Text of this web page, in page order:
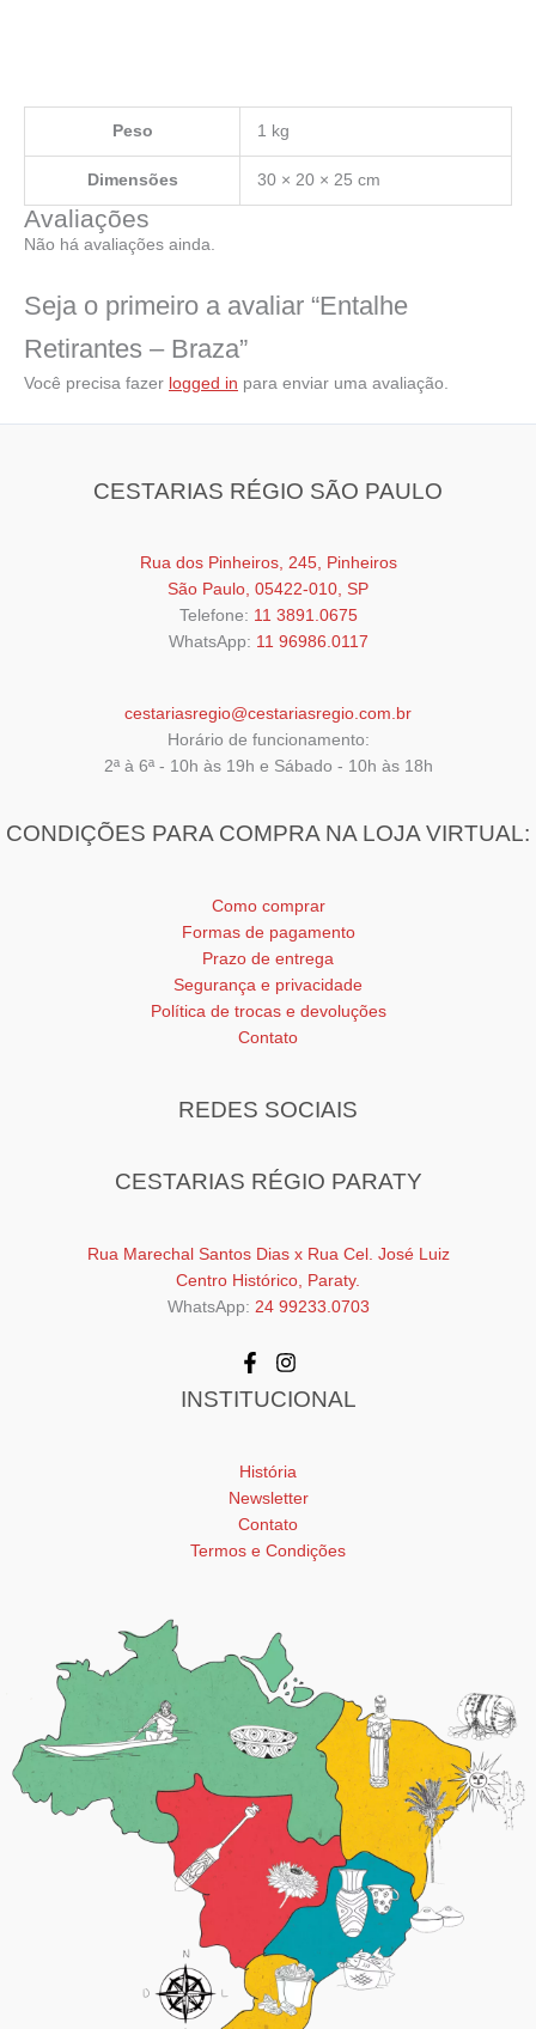
Peso 1 kg
Dimensões 30 × 20 × 25 cm
Avaliações
Não há avaliações ainda.
Seja o primeiro a avaliar “Entalhe
Retirantes – Braza”
Você precisa fazer logged in para enviar uma avaliação.
CESTARIAS RÉGIO SÃO PAULO
Rua dos Pinheiros, 245, Pinheiros
São Paulo, 05422-010, SP
Telefone: 11 3891.0675
WhatsApp: 11 96986.0117
cestariasregio@cestariasregio.com.br
Horário de funcionamento:
2ª à 6ª - 10h às 19h e Sábado - 10h às 18h
CONDIÇÕES PARA COMPRA NA LOJA VIRTUAL:
Como comprar
Formas de pagamento
Prazo de entrega
Segurança e privacidade
Política de trocas e devoluções
Contato
REDES SOCIAIS
CESTARIAS RÉGIO PARATY
Rua Marechal Santos Dias x Rua Cel. José Luiz
Centro Histórico, Paraty.
WhatsApp: 24 99233.0703
INSTITUCIONAL
História
Newsletter
Contato
Termos e Condições